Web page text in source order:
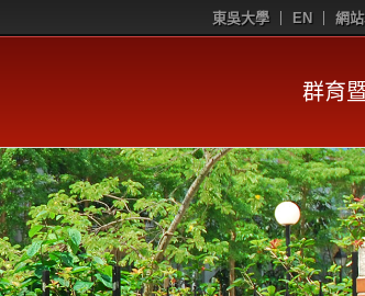
東吳大學 EN 網
群育